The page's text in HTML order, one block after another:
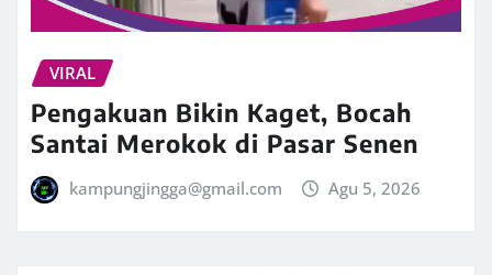
VIRAL
Pengakuan Bikin Kaget, Bocah
Santai Merokok di Pasar Senen
kampungjingga@gmail.com Agu 5, 2026